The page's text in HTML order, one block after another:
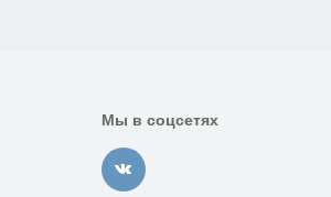
Мы в соцсетях